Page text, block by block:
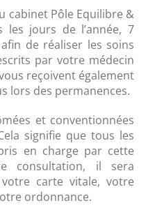
cabinet Pôle Equilibre &
les jours de l’année, 7
de réaliser les soins
par votre médecin
reçoivent également
lors des permanences.
et conventionnées
signifie que tous les
en charge par cette
consultation, il sera
carte vitale, votre
ordonnance.